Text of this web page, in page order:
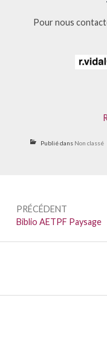
Pour nous
Publié dans Non classé
Navigation
de
l’article
PRÉCÉDENT
Précédent :
Biblio AETPF Paysage